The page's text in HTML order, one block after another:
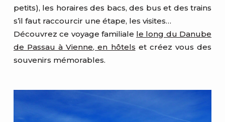
petits), les horaires des bacs, des bus et des trains
s’il faut raccourcir une étape, les visites…
Découvrez ce voyage familiale le long du Danube
de Passau à Vienne, en hôtels et créez vous des
souvenirs mémorables.